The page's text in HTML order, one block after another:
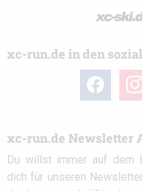
xc-run.de in den
facebook
xc-run.de Newsletter
Du willst immer auf dem
dich für unseren